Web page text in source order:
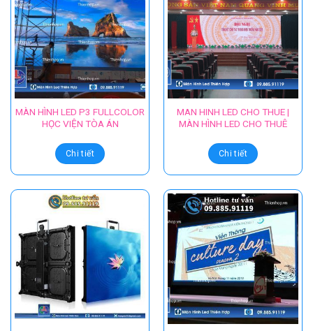
MÀN HÌNH LED P3 FULLCOLOR
HỌC VIỆN TÒA ÁN
Chi tiết
MAN HINH LED CHO THUE |
MÀN HÌNH LED CHO THUÊ
Chi tiết